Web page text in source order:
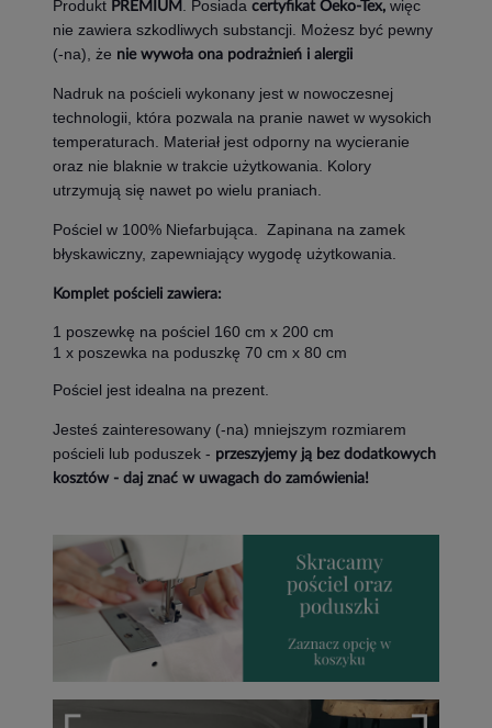
Produkt PREMIUM . Posiada certyfikat Oeko-Tex, więc
nie zawiera szkodliwych substancji. Możesz być pewny
(-na), że nie wywoła ona podrażnień i alergii
Nadruk na pościeli wykonany jest w nowoczesnej
technologii, która pozwala na pranie nawet w wysokich
temperaturach. Materiał jest odporny na wycieranie
oraz nie blaknie w trakcie użytkowania. Kolory
utrzymują się nawet po wielu praniach.
Pościel w 100% Niefarbująca. Zapinana na zamek
błyskawiczny, zapewniający wygodę użytkowania.
Komplet pościeli zawiera:
1 poszewkę na pościel 160 cm x 200 cm
1 x poszewka na poduszkę 70 cm x 80 cm
Pościel jest idealna na prezent.
Jesteś zainteresowany (-na) mniejszym rozmiarem
pościeli lub poduszek - przeszyjemy ją bez dodatkowych
kosztów - daj znać w uwagach do zamówienia!